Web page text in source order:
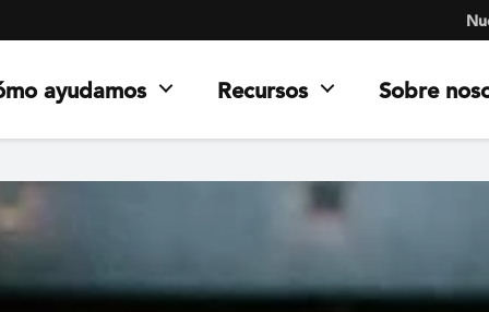
ayudamos Recursos Sobre